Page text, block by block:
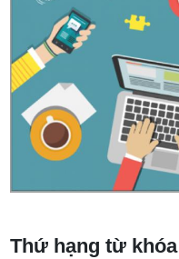
Thứ hạng từ khóa